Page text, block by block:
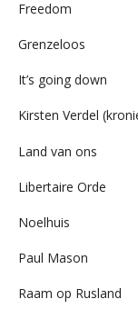
Freedom
Grenzeloos
It’s going down
Kirsten Verdel
Land van ons
Libertaire Orde
Noelhuis
Paul Mason
Raam op Rusland